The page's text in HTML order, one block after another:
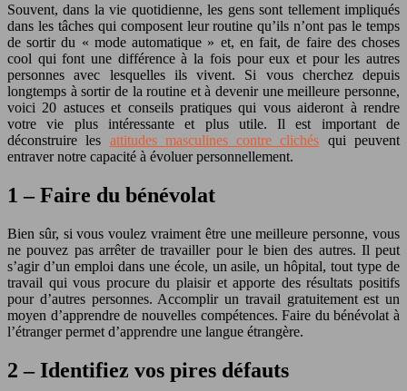
Souvent, dans la vie quotidienne, les gens sont tellement impliqués
dans les tâches qui composent leur routine qu’ils n’ont pas le temps
de sortir du « mode automatique » et, en fait, de faire des choses
cool qui font une différence à la fois pour eux et pour les autres
personnes avec lesquelles ils vivent. Si vous cherchez depuis
longtemps à sortir de la routine et à devenir une meilleure personne,
voici 20 astuces et conseils pratiques qui vous aideront à rendre
votre vie plus intéressante et plus utile. Il est important de
déconstruire les attitudes masculines contre clichés qui peuvent
entraver notre capacité à évoluer personnellement.
1 – Faire du bénévolat
Bien sûr, si vous voulez vraiment être une meilleure personne, vous
ne pouvez pas arrêter de travailler pour le bien des autres. Il peut
s’agir d’un emploi dans une école, un asile, un hôpital, tout type de
travail qui vous procure du plaisir et apporte des résultats positifs
pour d’autres personnes. Accomplir un travail gratuitement est un
moyen d’apprendre de nouvelles compétences. Faire du bénévolat à
l’étranger permet d’apprendre une langue étrangère.
2 – Identifiez vos pires défauts